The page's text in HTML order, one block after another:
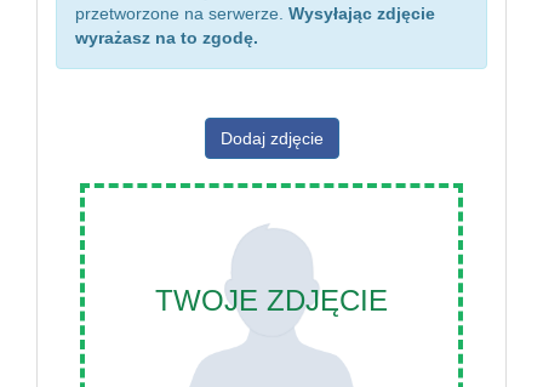
przetworzone na serwerze. Wysyłając zdjęcie
wyrażasz na to zgodę.
Dodaj zdjęcie
TWOJE ZDJĘCIE